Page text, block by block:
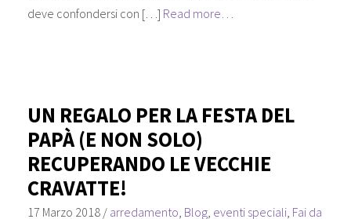
deve confondersi con […] Read more…
UN REGALO PER LA FESTA DEL
PAPÀ (E NON SOLO)
RECUPERANDO LE VECCHIE
CRAVATTE!
17 Marzo 2018/ arredamento Blog, eventi speciali, Fai da